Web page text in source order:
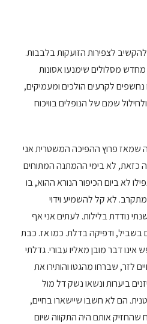
להקשיב לצפירות הזועקות בלבבות.
מסלולים שימנעו אסונות
לקרעים הולכים ומעמיקים,
שמם של הנופלים בוויכוח
שמאז פרוץ ההפיכה המשטרית אני
כזאת, לא בימי ההמתנה המתוחים
לא ביום הכיפור הנורא ההוא, בו
לא קל להשמיע וידוי
נודדת בלילות. לעתים אני אף
ודפיקה בדלת. כמו אז. כבת
דבר מובן מאליו עבורי. גדלתי
לזר, שברחו מהגטו והותירו את
ביערות ונשאו נשק דל מול
הם לא חשבו שיישארו בחיים,
שהחזיק אותם היה התקווה שיום